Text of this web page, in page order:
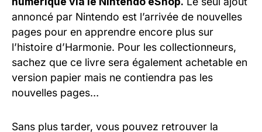
annoncé par Nintendo est l’arrivée de nouvelles
pages pour en apprendre encore plus sur
l’histoire d’Harmonie. Pour les collectionneurs,
sachez que ce livre sera également achetable en
version papier mais ne contiendra pas les
nouvelles pages…
Sans plus tarder, vous pouvez retrouver la